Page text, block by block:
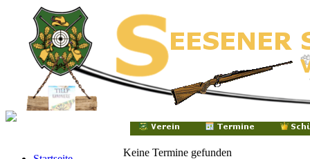
Keine Termine gefunden